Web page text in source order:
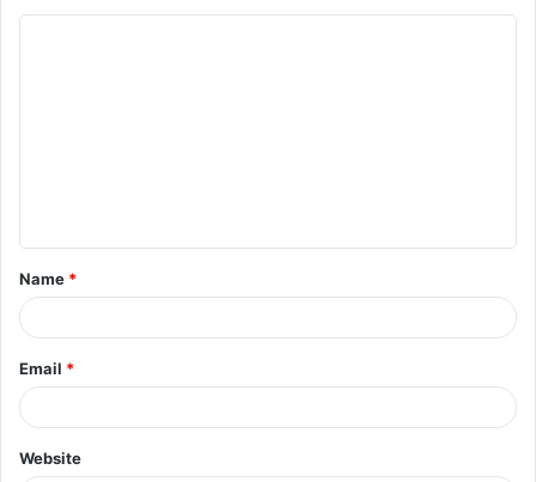
t
*
Name *
Email *
Website